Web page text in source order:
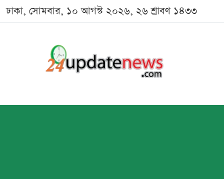
ঢাকা, সোমবার, ১০ আগস্ট ২০২৬, ২৬ শ্রাবণ ১৪৩৩